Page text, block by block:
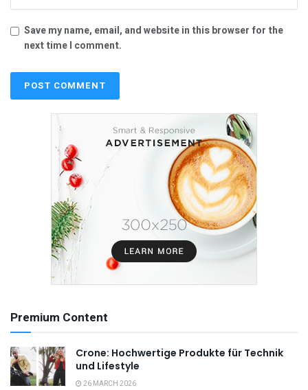
Save my name, email, and website in this browser for the
next time I comment.
Premium Content
Crone: Hochwertige Produkte für Technik
und Lifestyle
26 MARCH 2026